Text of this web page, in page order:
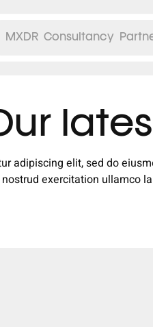
MXDR Consultancy
adipiscing elit, sed do
exercitation ullamco